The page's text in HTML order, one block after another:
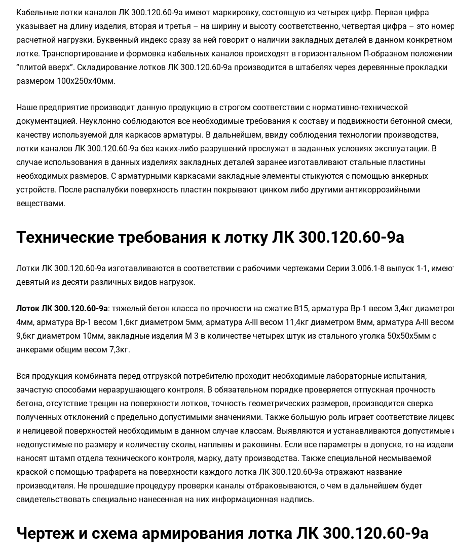
Кабельные лотки каналов ЛК 300.120.60-9а имеют маркировку, состоящую из четырех цифр. Первая цифра
указывает на длину изделия, вторая и третья – на ширину и высоту соответственно, четвертая цифра – это
расчетной нагрузки. Буквенный индекс сразу за ней говорит о наличии закладных деталей в данном конкретном
лотке. Транспортирование и формовка кабельных каналов происходят в горизонтальном П-образном положении
“плитой вверх”. Складирование лотков ЛК 300.120.60-9а производится в штабелях через деревянные прокладки
размером 100х250х40мм.
Наше предприятие производит данную продукцию в строгом соответствии с нормативно-технической
документацией. Неуклонно соблюдаются все необходимые требования к составу и подвижности бетонной смеси,
качеству используемой для каркасов арматуры. В дальнейшем, ввиду соблюдения технологии производства,
лотки каналов ЛК 300.120.60-9а без каких-либо разрушений прослужат в заданных условиях эксплуатации. В
случае использования в данных изделиях закладных деталей заранее изготавливают стальные пластины
необходимых размеров. С арматурными каркасами закладные элементы стыкуются с помощью анкерных
устройств. После распалубки поверхность пластин покрывают цинком либо другими антикоррозийными
веществами.
Технические требования к лотку ЛК 300.120.60-9а
Лотки ЛК 300.120.60-9а изготавливаются в соответствии с рабочими чертежами Серии 3.006.1-8 выпуск 1-1,
девятый из десяти различных видов нагрузок.
Лоток ЛК 300.120.60-9а: тяжелый бетон класса по прочности на сжатие B15, арматура Вр-1 весом 3,4кг
4мм, арматура Вр-1 весом 1,6кг диаметром 5мм, арматура A-III весом 11,4кг диаметром 8мм, арматура A-III весом
9,6кг диаметром 10мм, закладные изделия М 3 в количестве четырех штук из стального уголка 50х50х5мм с
анкерами общим весом 7,3кг.
Вся продукция комбината перед отгрузкой потребителю проходит необходимые лабораторные испытания,
зачастую способами неразрушающего контроля. В обязательном порядке проверяется отпускная прочность
бетона, отсутствие трещин на поверхности лотков, точность геометрических размеров, производится сверка
полученных отклонений с предельно допустимыми значениями. Также большую роль играет соответствие
и нелицевой поверхностей необходимым в данном случае классам. Выявляются и устанавливаются допустимые
недопустимые по размеру и количеству сколы, наплывы и раковины. Если все параметры в допуске, то на
наносят штамп отдела технического контроля, марку, дату производства. Также специальной несмываемой
краской с помощью трафарета на поверхности каждого лотка ЛК 300.120.60-9а отражают название
производителя. Не прошедшие процедуру проверки каналы отбраковываются, о чем в дальнейшем будет
свидетельствовать специально нанесенная на них информационная надпись.
Чертеж и схема армирования лотка ЛК 300.120.60-9а